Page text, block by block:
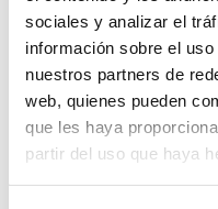
sociales y analizar el
información sobre el
nuestros partners de
web, quienes pueden
que les haya
partir del uso que haya
EEN-
155 m² bebouwde